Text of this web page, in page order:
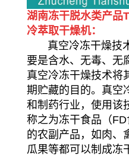
湖南冻干脱水类产品
冷萃取干燥机：
真空冷冻干燥技术
要是含水、无毒、无
真空冷冻干燥技术将
期贮藏的目的。真空
和制药行业，使用该
称之为冻干食品（
的农副产品，如肉、
瓜果等都可以制成冻